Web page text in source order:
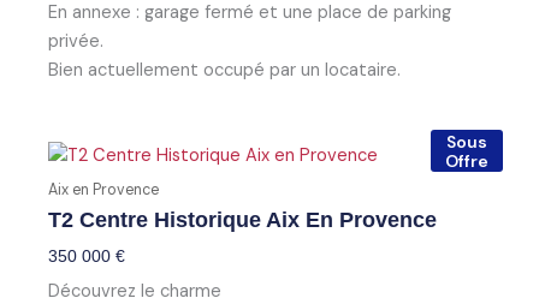
En annexe : garage fermé et une place de parking
privée.
Bien actuellement occupé par un locataire.
Sous
Offre
Aix en Provence
T2 Centre Historique Aix En Provence
350 000€
Découvrez le charme